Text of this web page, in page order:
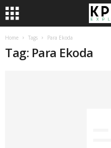
Home Tags Para Ekoda
Tag: Para Ekoda